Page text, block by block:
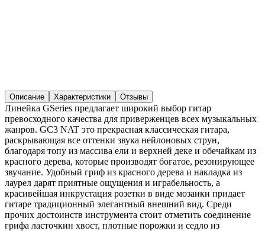
Описание Характеристики Отзывы
Линейка GSeries предлагает широкий выбор гитар
превосходного качества для приверженцев всех музыкальных
жанров. GC3 NAT это прекрасная классическая гитара,
раскрывающая все оттенки звука нейлоновых струн,
благодаря топу из массива ели и верхней деке и обечайкам из
красного дерева, которые производят богатое, резонирующее
звучание. Удобный гриф из красного дерева и накладка из
лаурел дарят приятные ощущения и играбельность, а
красивейшая инкрустация розетки в виде мозаики придает
гитаре традиционный элегантный внешний вид. Среди
прочих достоинств инструмента стоит отметить соединение
грифа ласточкин хвост, плотные порожки и седло из